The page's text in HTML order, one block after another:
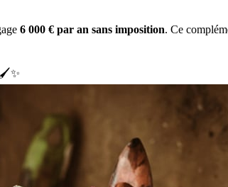
6 000 € par an sans imposition. Ce
🖌️✨